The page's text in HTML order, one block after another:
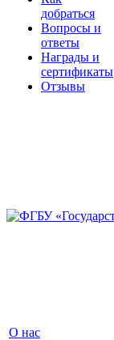
добраться
Вопросы и
ответы
Награды и
сертификаты
Отзывы
О нас